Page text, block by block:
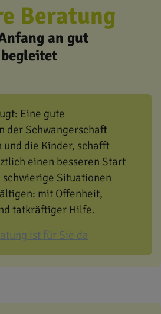
Beratung
an gut
begleitet
Eine gute
der Schwangerschaft
die Kinder, schafft
einen besseren Start
schwierige Situationen
mit Offenheit,
tatkräftiger Hilfe.
ist für Sie da